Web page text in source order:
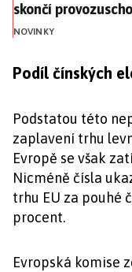
skončí
NOVINKY
Podíl čínských
Podstatou této
zaplavení trhu
Evropě se však
Nicméně čísla
trhu EU za pouhé
procent.
Evropská komise